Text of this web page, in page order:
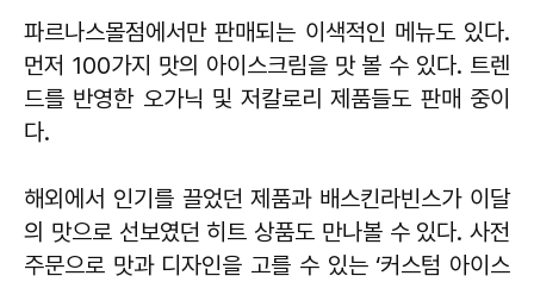
파르나스몰점에서만 판매되는 이색적인 메뉴도 있다.
먼저 100가지 맛의 아이스크림을 맛 볼 수 있다. 트렌
드를 반영한 오가닉 및 저칼로리 제품들도 판매 중이
다.
해외에서 인기를 끌었던 제품과 배스킨라빈스가 이달
의 맛으로 선보였던 히트 상품도 만나볼 수 있다. 사전
주문으로 맛과 디자인을 고를 수 있는 ‘커스텀 아이스